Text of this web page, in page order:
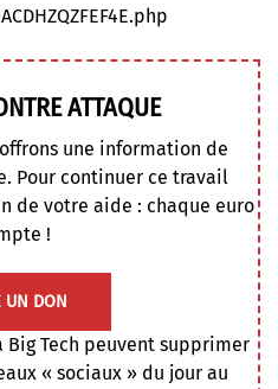
ATTAQUE
une information de
Pour continuer ce travail
de votre aide : chaque euro
!
UN DON
Big Tech peuvent supprimer
« sociaux » du jour au